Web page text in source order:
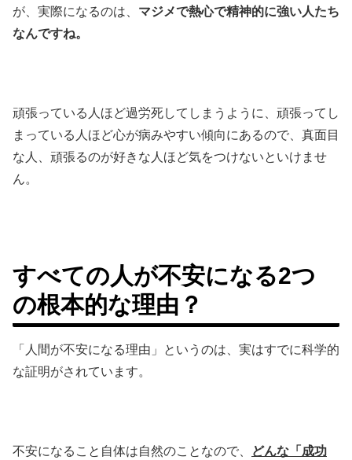
が、実際になるのは、 マジメで熱心で精神的に強い人たち
なんですね。
頑張っている人ほど過労死してしまうように、頑張ってし
まっている人ほど心が病みやすい傾向にあるので、真面目
な人、頑張るのが好きな人ほど気をつけないといけませ
ん。
すべての人が不安になる2つ
の根本的な理由？
「人間が不安になる理由」というのは、実はすでに科学的
な証明がされています。
不安になること自体は自然のことなので、
どんな「成功